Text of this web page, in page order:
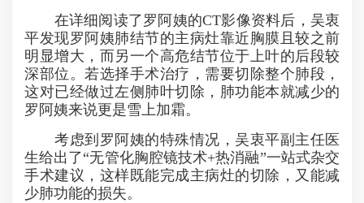
在详细阅读了罗阿姨的CT影像资料后，吴衷
平发现罗阿姨肺结节的主病灶靠近胸膜且较之前
明显增大，而另一个高危结节位于上叶的后段较
深部位。若选择手术治疗，需要切除整个肺段，
这对已经做过左侧肺叶切除，肺功能本就减少的
罗阿姨来说更是雪上加霜。
考虑到罗阿姨的特殊情况，吴衷平副主任医
生给出了“无管化胸腔镜技术+热消融”一站式杂交
手术建议，这样既能完成主病灶的切除，又能减
少肺功能的损失。